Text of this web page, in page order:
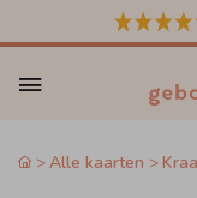
Alle kaarten